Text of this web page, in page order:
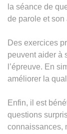
la séance de
de parole et son
Des exercices
peuvent aider à
l’épreuve. En
améliorer la
Enfin, il est
questions
connaissances,